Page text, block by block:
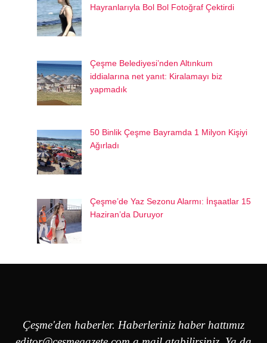
Hayranlarıyla Bol Bol Fotoğraf Çektirdi
Çeşme Belediyesi’nden Altınkum
iddialarına net yanıt: Kiralamayı biz
yapmadık
50 Binlik Çeşme Bayramda 1 Milyon Kişiyi
Ağırladı
Çeşme’de Yaz Sezonu Alarmı: İnşaatlar 15
Haziran’da Duruyor
Çeşme'den haberler. Haberleriniz haber hattımız